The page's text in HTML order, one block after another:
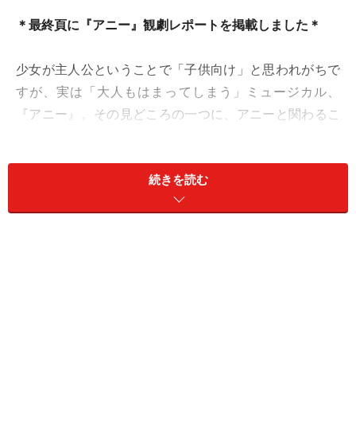
＊最終頁に『アニー』観劇レポートを掲載しました＊
少女が主人公ということで「子供向け」と思われがちで
すが、実は「大人もはまってしまう」ミュージカル、
『アニー』。その見どころの一つに、アニーと関わるこ
バックスの秘書、グレースです。
続きを読む